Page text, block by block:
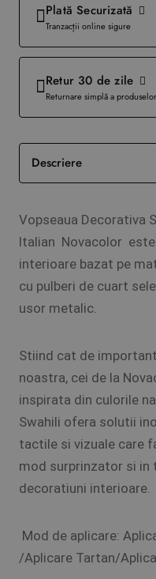
Descriere
Vopseaua Decorativa
Italian Novacolor
interioare bazat pe
cu pulberi de cuart
usor metalic.
Stiind cat de
noastra, cei de la
inspirata din culorile
Swahili ofera solutii
tactile si vizuale care
mod surprinzator si in
decoratiuni interioare.
Mod de aplicare:
/Aplicare Tartan/
Plată Securizată
Tranzacții online sigure
Retur 30 de zile
Returnare simplă a produselor